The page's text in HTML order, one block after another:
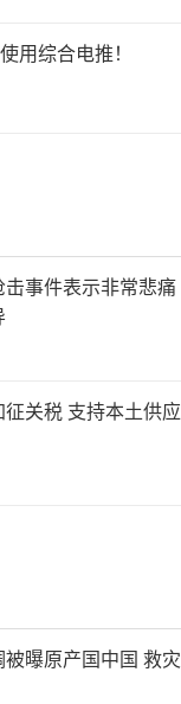
用综合电推！
事件表示非常悲痛
关税 支持本土供应
曝原产国中国 救灾